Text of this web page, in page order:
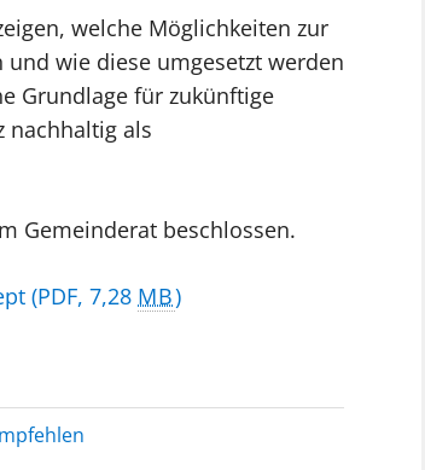
welche Möglichkeiten zur
wie diese umgesetzt werden
Grundlage für zukünftige
nachhaltig als
Gemeinderat beschlossen.
(PDF, 7,28 MB)